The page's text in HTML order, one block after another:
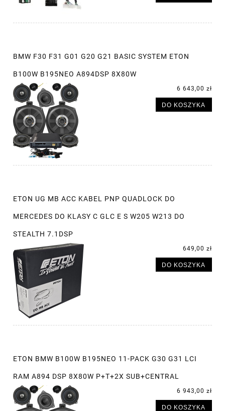
BMW F30 F31 G01 G20 G21 BASIC SYSTEM ETON
B100W B195NEO A894DSP 8X80W
6 643,00 zł
DO KOSZYKA
ETON UG MB ACC KABEL PNP QUADLOCK DO
MERCEDES DO KLASY C GLC E S W205 W213 DO
STEALTH 7.1DSP
649,00 zł
DO KOSZYKA
ETON BMW B100W B195NEO 11-PACK G30 G31 LCI
RAM A894 DSP 8X80W P+T+2X SUB+CENTRAL
6 943,00 zł
DO KOSZYKA